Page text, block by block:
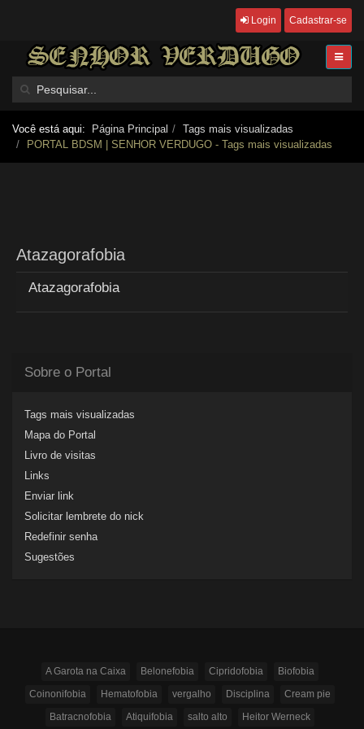
Login Cadastrar-se
Você está aqui: Página Principal
Tags mais visualizadas
PORTAL BDSM | SENHOR VERDUGO - Tags mais visualizadas
Atazagorafobia
Atazagorafobia
Sobre o Portal
Tags mais visualizadas
Mapa do Portal
Livro de visitas
Links
Enviar link
Solicitar lembrete do nick
Redefinir senha
Sugestões
A Garota na Caixa Belonefobia Cipridofobia
Biofobia
Coinonifobia
Hematofobia vergalho Disciplina
Cream pie
Batracnofobia
Atiquifobia salto alto Heitor Werneck